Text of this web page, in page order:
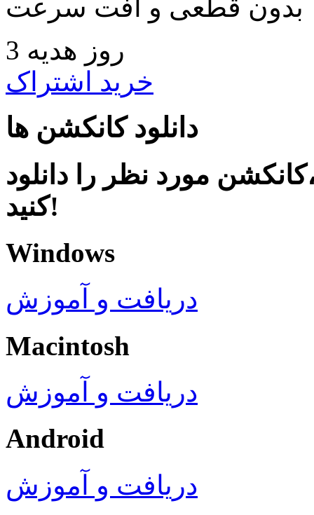
بدون قطعی و افت سرعت
3 روز هدیه
خرید اشتراک
دانلود کانکشن ها
مورد نظر را دانلود
کنید!
Windows
دریافت و آموزش
Macintosh
دریافت و آموزش
Android
دریافت و آموزش